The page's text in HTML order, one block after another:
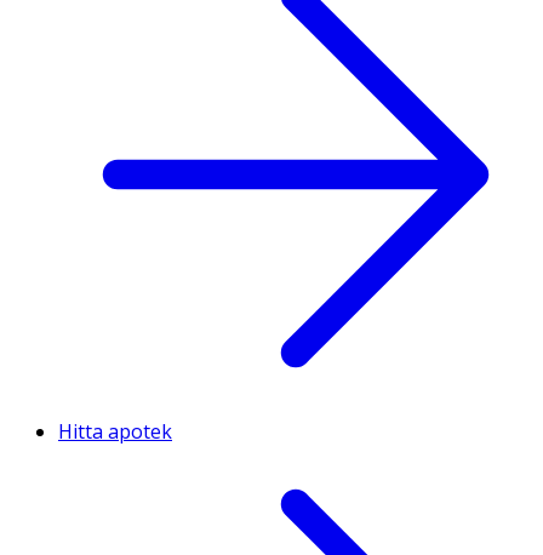
Hitta apotek